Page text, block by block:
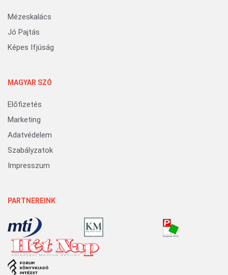
Mézeskalács
Jó Pajtás
Képes Ifjúság
MAGYAR SZÓ
Előfizetés
Marketing
Adatvédelem
Szabályzatok
Impresszum
PARTNEREINK